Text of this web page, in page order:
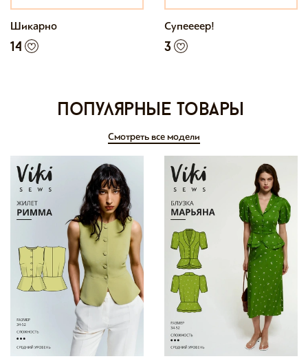
Шикарно
14
Супеееер!
3
Популярные товары
Смотреть все модели